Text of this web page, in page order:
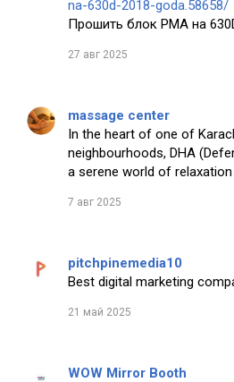
na-630d-2018-goda.58658/
Прошить блок PMA на
27 авг 2025
massage center
In the heart of one of
neighbourhoods, DHA
a serene world of
7 авг 2025
pitchpinemedia10
Best digital marketing
21 май 2025
WOW Mirror Booth